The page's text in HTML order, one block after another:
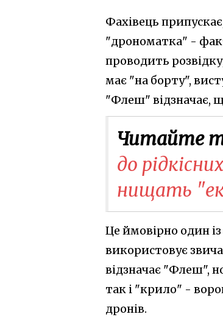
Фахівець
"дрономатка" -
проводить
має "на борту",
"Флеш" відзначає,
Читайте
до
нищать
Це ймовірно один
використовує
відзначає "Флеш",
так і "крило" -
дронів.